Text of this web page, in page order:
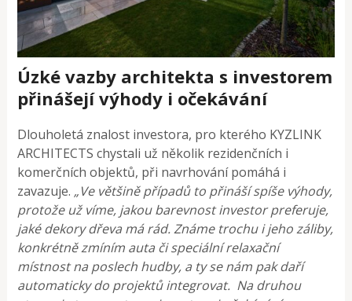
Úzké vazby architekta s investorem
přinášejí výhody i očekávání
Dlouholetá znalost investora, pro kterého KYZLINK
ARCHITECTS chystali už několik rezidenčních i
komerčních objektů, při navrhování pomáhá i
zavazuje. „Ve většině případů to přináší spíše výhody,
protože už víme, jakou barevnost investor preferuje,
jaké dekory dřeva má rád. Známe trochu i jeho záliby,
konkrétně zmíním auta či speciální relaxační
místnost na poslech hudby, a ty se nám pak daří
automaticky do projektů integrovat. Na druhou